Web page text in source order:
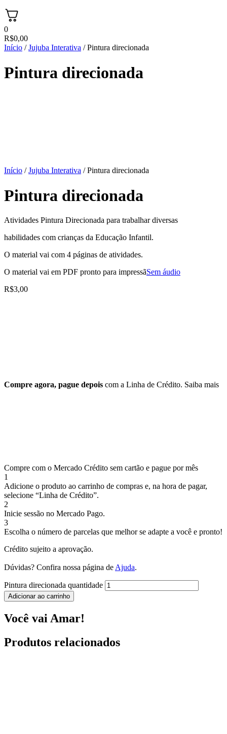
0
R$0,00
Início /Jujuba Interativa / Pintura direcionada
Pintura direcionada
Início /Jujuba Interativa / Pintura direcionada
Pintura direcionada
Atividades Pintura Direcionada para trabalhar diversas
habilidades com crianças da Educação Infantil.
O material vai com 4 páginas de atividades.
O material vai em PDF pronto para impressãSem áudio
R$3,00
Compre agora, pague depois com a Linha de Crédito. Saiba mais
Compre com o Mercado Crédito sem cartão e pague por mês
1
Adicione o produto ao carrinho de compras e, na hora de pagar,
selecione “Linha de Crédito”.
2
Inicie sessão no Mercado Pago.
3
Escolha o número de parcelas que melhor se adapte a você e pronto!
Crédito sujeito a aprovação.
Dúvidas? Confira nossa página de Ajuda.
Pintura direcionada quantidade
Adicionar ao carrinho
Você vai Amar!
Produtos relacionados